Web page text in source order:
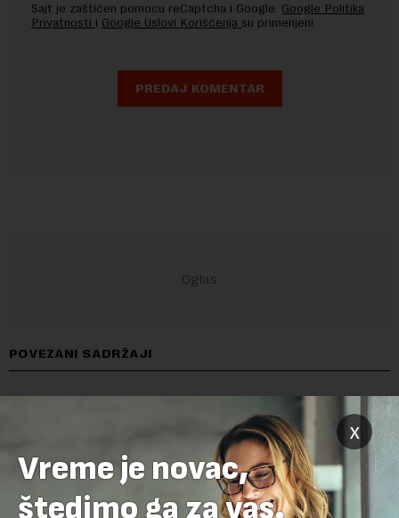
Sajt je zaštićen pomocu reCaptcha i Google. Google Politika
Privatnosti i Google Uslovi Korišćenja su primenjeni.
POVEZANI SADRŽAJI
x
Vreme je novac,
štedimo ga za vas.